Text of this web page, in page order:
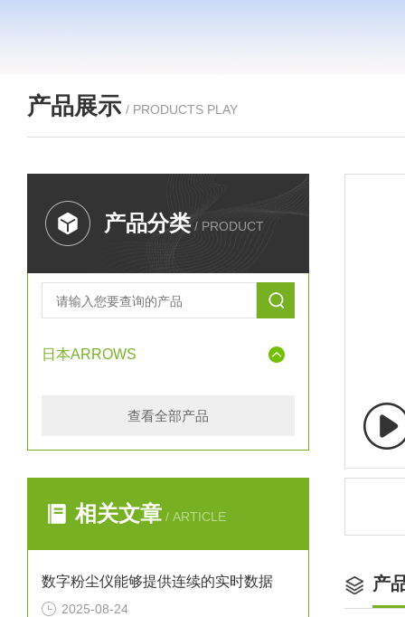
产品展示 / PRODUCTS PLAY
产品分类 / PRODUCT
日本ARROWS
查看全部产品
相关文章 / ARTICLE
数字粉尘仪能够提供连续的实时数据
2025-08-24
产